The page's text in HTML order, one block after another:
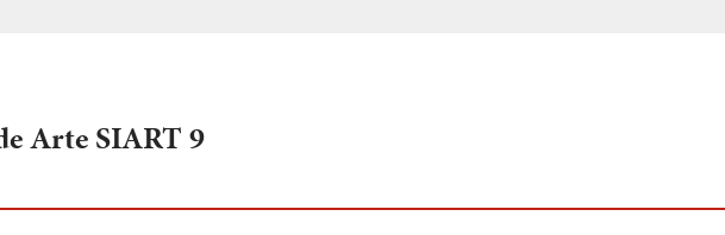
Arte SIART 9